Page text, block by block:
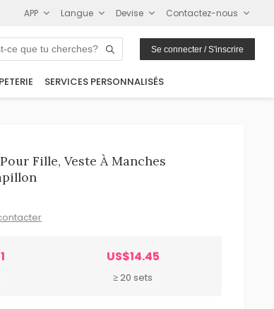
APP Langue Devise Contactez-nous
Se connecter / S'inscrire
SERVICES PERSONNALISÉS
Fille, Veste À Manches
US$14.45
≥ 20 sets